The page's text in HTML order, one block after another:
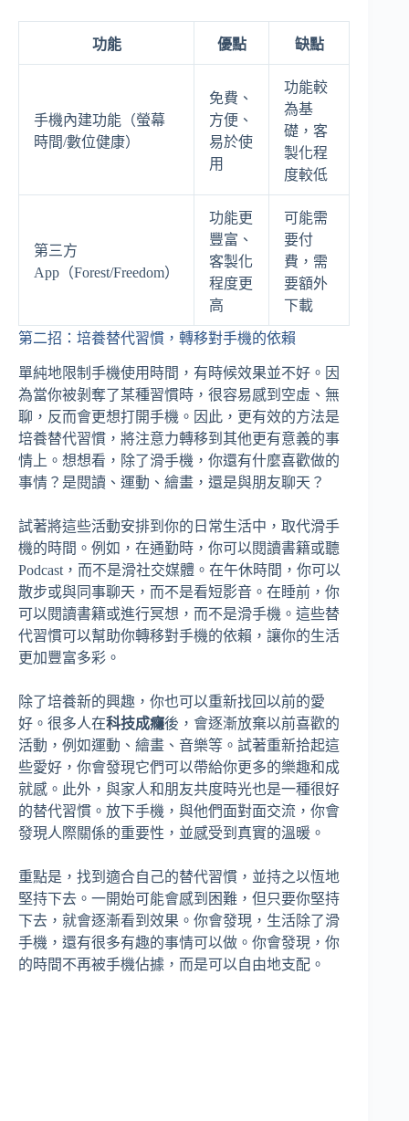
功能 優點 缺點
手機內建功能（螢幕
時間/數位健康）
免費、
方便、
易於使
用
功能較
為基
礎，客
製化程
度較低
第三方
App（Forest/Freedom）
功能更
豐富、
客製化
程度更
高
可能需
要付
費，需
要額外
下載
第二招：培養替代習慣，轉移對手機的依賴
單純地限制手機使用時間，有時候效果並不好。因
為當你被剝奪了某種習慣時，很容易感到空虛、無
聊，反而會更想打開手機。因此，更有效的方法是
培養替代習慣，將注意力轉移到其他更有意義的事
情上。想想看，除了滑手機，你還有什麼喜歡做的
事情？是閱讀、運動、繪畫，還是與朋友聊天？
試著將這些活動安排到你的日常生活中，取代滑手
機的時間。例如，在通勤時，你可以閱讀書籍或聽
Podcast，而不是滑社交媒體。在午休時間，你可以
散步或與同事聊天，而不是看短影音。在睡前，你
可以閱讀書籍或進行冥想，而不是滑手機。這些替
代習慣可以幫助你轉移對手機的依賴，讓你的生活
更加豐富多彩。
除了培養新的興趣，你也可以重新找回以前的愛
好。很多人在科技成癮後，會逐漸放棄以前喜歡的
活動，例如運動、繪畫、音樂等。試著重新拾起這
些愛好，你會發現它們可以帶給你更多的樂趣和成
就感。此外，與家人和朋友共度時光也是一種很好
的替代習慣。放下手機，與他們面對面交流，你會
發現人際關係的重要性，並感受到真實的溫暖。
重點是，找到適合自己的替代習慣，並持之以恆地
堅持下去。一開始可能會感到困難，但只要你堅持
下去，就會逐漸看到效果。你會發現，生活除了滑
手機，還有很多有趣的事情可以做。你會發現，你
的時間不再被手機佔據，而是可以自由地支配。